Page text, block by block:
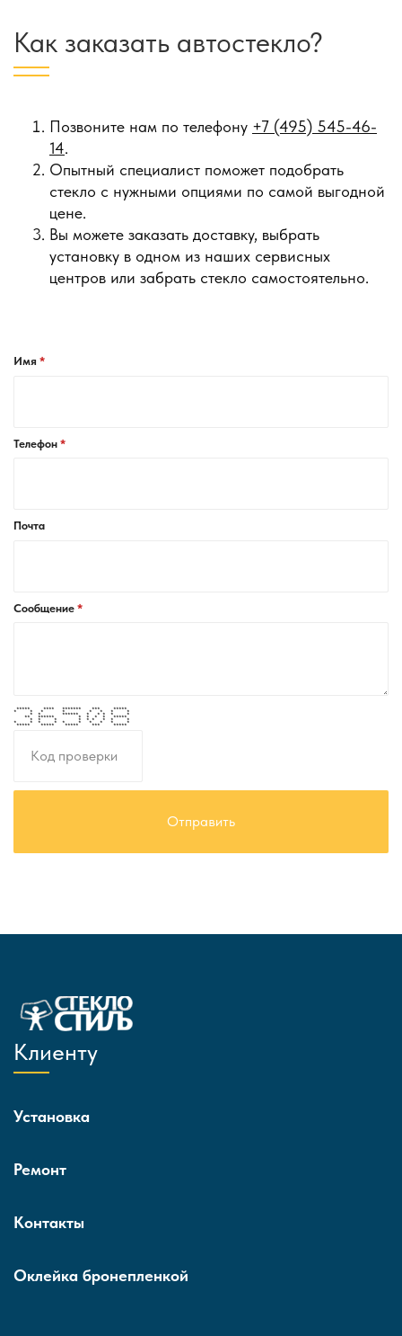
Как заказать автостекло?
Позвоните нам по телефону +7 (495) 545-46-
14.
Опытный специалист поможет подобрать
стекло с нужными опциями по самой выгодной
цене.
Вы можете заказать доставку, выбрать
установку в одном из наших сервисных
центров или забрать стекло самостоятельно.
Имя
Телефон
Почта
Сообщение
***** **** ******* *** *****
* * * * * * * *
* * ****** * * * * *
** ****** * * * * *****
* * * * * * * * *
* * * * * * * * * *
***** ***** ***** *** *****
Клиенту
Установка
Ремонт
Контакты
Оклейка бронепленкой